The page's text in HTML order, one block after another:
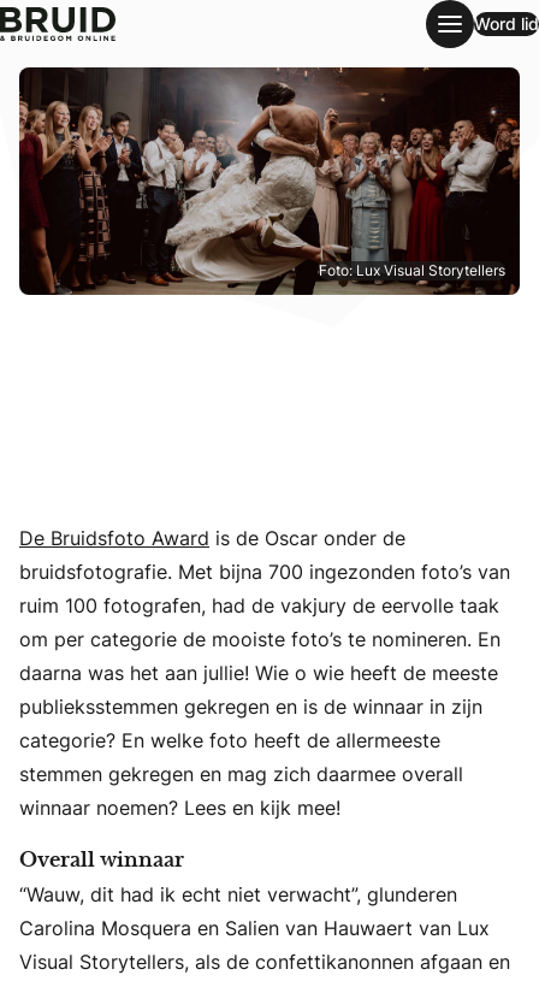
De Bruidsfoto Award 2021 – dit zijn de winnaars!
Word lid
Foto: Lux Visual Storytellers
De Bruidsfoto Award is de Oscar onder de
bruidsfotografie. Met bijna 700 ingezonden foto’s van
ruim 100 fotografen, had de vakjury de eervolle taak
om per categorie de mooiste foto’s te nomineren. En
daarna was het aan jullie! Wie o wie heeft de meeste
publieksstemmen gekregen en is de winnaar in zijn
categorie? En welke foto heeft de allermeeste
stemmen gekregen en mag zich daarmee overall
winnaar noemen? Lees en kijk mee!
Overall winnaar
“Wauw, dit had ik echt niet verwacht”, glunderen
Carolina Mosquera en Salien van Hauwaert van Lux
Visual Storytellers, als de confettikanonnen afgaan en